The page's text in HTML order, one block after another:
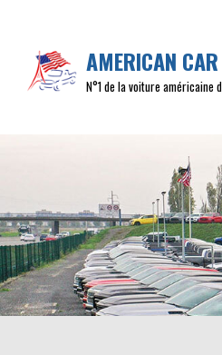
AMERICAN
N°1 de la voiture américaine